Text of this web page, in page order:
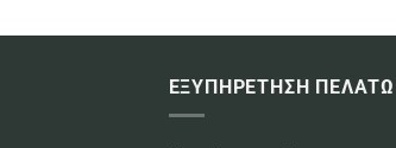
ΕΞΥΠΗΡΕΤΗΣΗ